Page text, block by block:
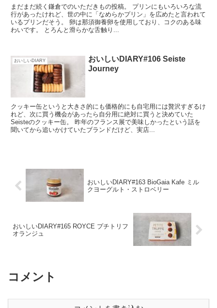
まだまだ続く鎌倉でのいただきもの投稿。 プリンにもいろいろな流
行があったけれど、世の中に「なめらかプリン」を広めたと言われて
いるプリンだそう。 卵は那須御養卵を使用しており、コクのある味
わいです。 とろんと滑らかな舌触り...
おいしいDIARY
おいしいDIARY#106 Seiste
Journey
クッキー缶というと大きさ的にも価格的にも自宅用には贅沢すぎるけ
れど、次に買う機会があったら自分用に絶対に買うと決めていた
Seisteのクッキー缶。 昨年のフランス展で美味しかったという話を
聞いてから追いかけていたブランドだけど、実店...
おいしいDIARY#163 BioGaia Kafe ミル
クヨーグルト・ストロベリー
おいしいDIARY#165 ROYCE プチトリフ
オランジュ
コメント